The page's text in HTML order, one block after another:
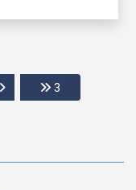
Przejdź do następnej
3